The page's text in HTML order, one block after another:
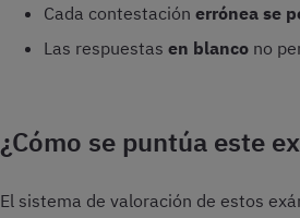
Cada contestación errónea se
Las respuestas en blanco no
¿Cómo se puntúa este
El sistema de valoración de estos